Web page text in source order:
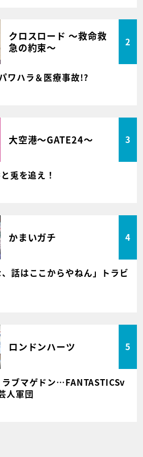
クロスロード ～救命救
急の約束～
2
ワハラ＆医療事故!?
大空港～GATE24～ 3
兎を追え！
かまいガチ 4
話はここからやねん」トラビ
ロンドンハーツ 5
ラブマゲドン…FANTASTICSv
人軍団